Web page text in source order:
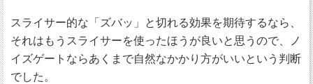
スライサー的な「ズバッ」と切れる効果を期待するなら、
それはもうスライサーを使ったほうが良いと思うので、ノ
イズゲートならあくまで自然なかかり方がいいという判断
でした。